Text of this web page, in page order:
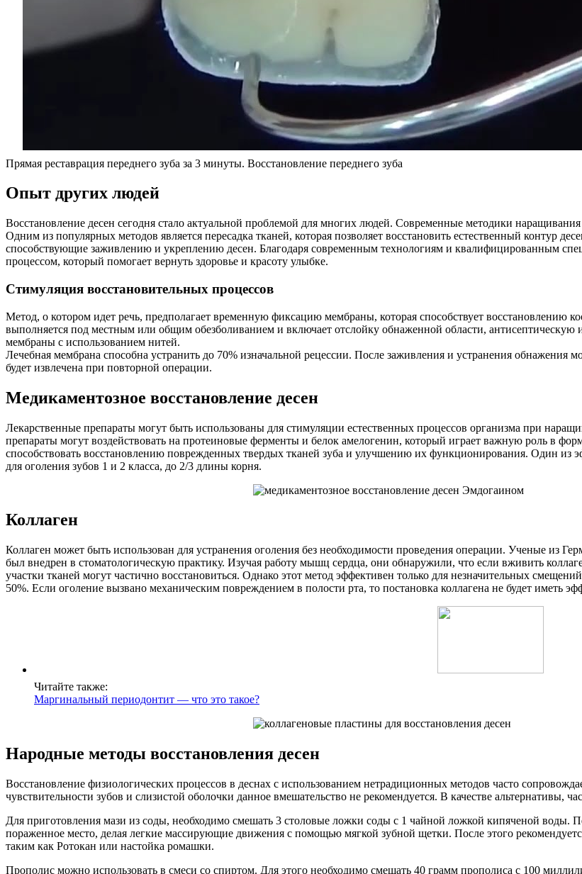
Прямая реставрация переднего зуба за 3 минуты. Восстановление переднего зуба
Опыт других людей
Восстановление десен сегодня стало актуальной проблемой для многих людей. Современные методики
Одним из популярных методов является пересадка тканей, которая позволяет восстановить естественный контур
способствующие заживлению и укреплению десен. Благодаря современным технологиям и квалифицированным
процессом, который помогает вернуть здоровье и красоту улыбке.
Стимуляция восстановительных процессов
Метод, о котором идет речь, предполагает временную фиксацию мембраны, которая способствует восстановлению
выполняется под местным или общим обезболиванием и включает отслойку обнаженной области,
мембраны с использованием нитей.
Лечебная мембрана способна устранить до 70% изначальной рецессии. После заживления и устранения обнажения
будет извлечена при повторной операции.
Медикаментозное восстановление десен
Лекарственные препараты могут быть использованы для стимуляции естественных процессов организма при
препараты могут воздействовать на протеиновые ферменты и белок амелогенин, который играет важную роль в
способствовать восстановлению поврежденных твердых тканей зуба и улучшению их функционирования. Один из
для оголения зубов 1 и 2 класса, до 2/3 длины корня.
Коллаген
Коллаген может быть использован для устранения оголения без необходимости проведения операции. Ученые из
был внедрен в стоматологическую практику. Изучая работу мышц сердца, они обнаружили, что если вживить
участки тканей могут частично восстановиться. Однако этот метод эффективен только для незначительных
50%. Если оголение вызвано механическим повреждением в полости рта, то постановка коллагена не будет иметь
Читайте также:
Маргинальный периодонтит — что это такое?
Народные методы восстановления десен
Восстановление физиологических процессов в деснах с использованием нетрадиционных методов часто
чувствительности зубов и слизистой оболочки данное вмешательство не рекомендуется. В качестве альтернативы,
Для приготовления мази из соды, необходимо смешать 3 столовые ложки соды с 1 чайной ложкой кипяченой воды.
пораженное место, делая легкие массирующие движения с помощью мягкой зубной щетки. После этого
таким как Ротокан или настойка ромашки.
Прополис можно использовать в смеси со спиртом. Для этого необходимо смешать 40 грамм прополиса с 100